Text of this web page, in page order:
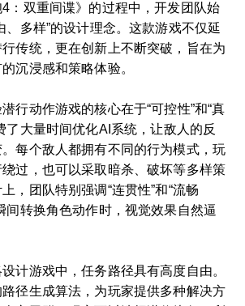
：双重间谍》的过程中，开发团队始
、多样”的设计理念。这款游戏不仅延
传统，更在创新上不断突破，旨在为
沉浸感和策略体验。
行动作游戏的核心在于“可控性”和“真
了大量时间优化AI系统，让敌人的反
每个敌人都拥有不同的行为模式，玩
过，也可以采取暗杀、破坏等多样策
，团队特别强调“连贯性”和“流畅
间转换角色动作时，视觉效果自然逼
计游戏中，任务路径具有高度自由。
径生成算法，为玩家提供多种解决方